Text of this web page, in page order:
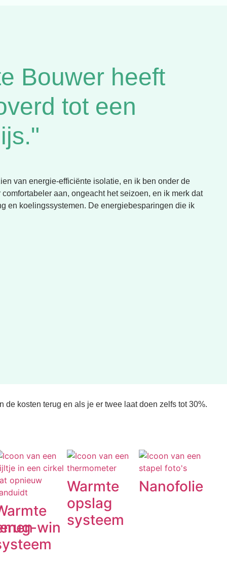
Bouwer heeft
tot een
van energie-efficiënte isolatie, en ik ben onder de
aan, ongeacht het seizoen, en ik merk dat
en koelingssystemen. De energiebesparingen die ik
kosten terug en als je er twee laat doen zelfs tot 30%.
win
Warmte
opslag
systeem
Nanofolie